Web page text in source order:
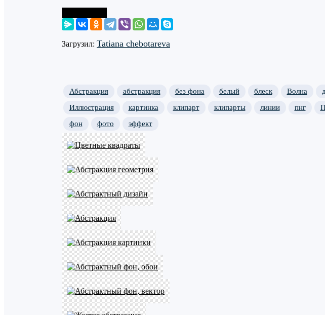
Загрузил: Tatiana chebotareva
Абстракция абстракция без фона белый блеск Волна
Иллюстрация
картинка клипарт клипарты линии пнг
фон
фото эффект